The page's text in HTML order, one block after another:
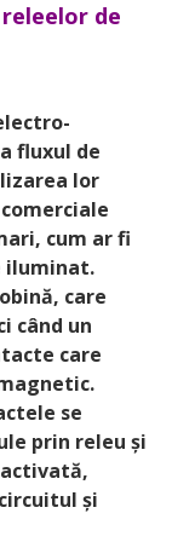
de
fluxul de
lor
cum ar fi
iluminat.
care
când un
care
se
prin releu și
și